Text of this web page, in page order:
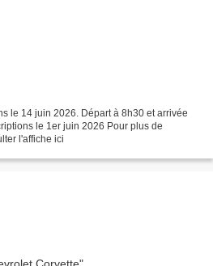
le 14 juin 2026. Départ à 8h30 et arrivée
le 1er juin 2026 Pour plus de
l'affiche ici